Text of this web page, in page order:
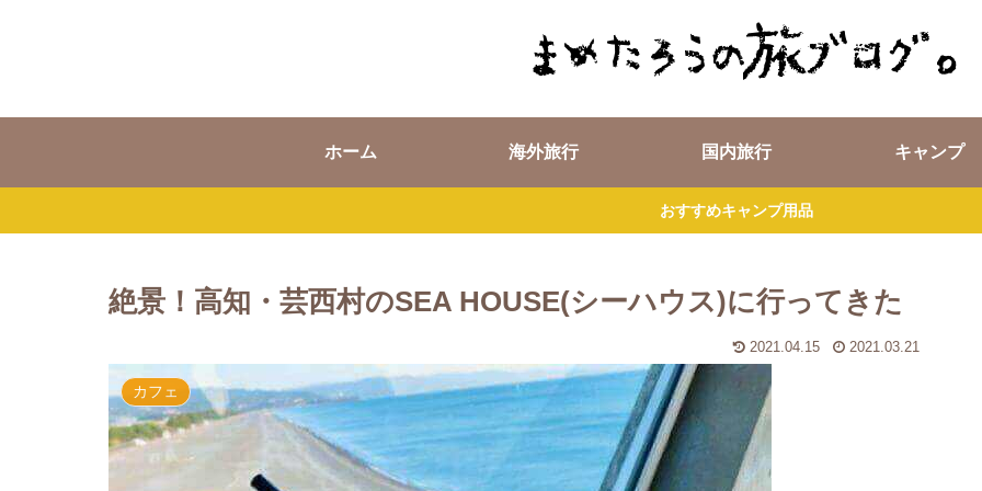
ホーム 海外旅行 国内旅行 キャンプ
おすすめキャンプ用品
絶景！高知・芸西村のSEA HOUSE(シーハウス)に行ってきた
2021.04.15 2021.03.21
カフェ